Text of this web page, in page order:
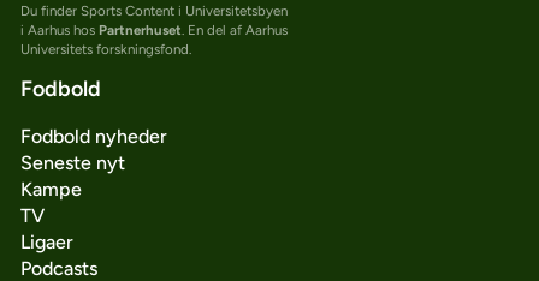
Du finder Sports Content i Universitetsbyen
i Aarhus hos Partnerhuset. En del af Aarhus
Universitets forskningsfond.
Fodbold
Fodbold nyheder
Seneste nyt
Kampe
TV
Ligaer
Podcasts